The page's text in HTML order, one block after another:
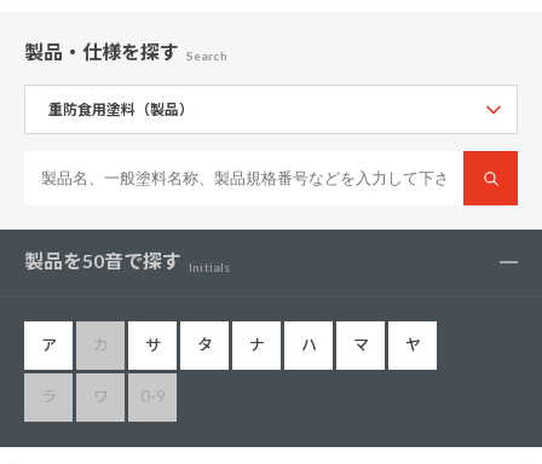
製品・仕様を探す Search
製品を50音で探す Initials
ア カ サ タ ナ ハ マ ヤ
ラ ワ 0-9